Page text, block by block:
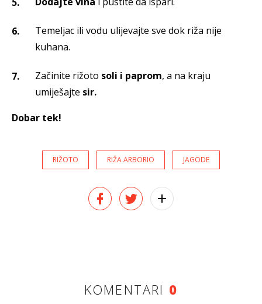
Temeljac ili vodu ulijevajte sve dok riža nije
kuhana.
Začinite rižoto soli i paprom, a na kraju
umiješajte sir.
Dobar tek!
RIŽOTO RIŽA ARBORIO JAGODE
KOMENTARI 0